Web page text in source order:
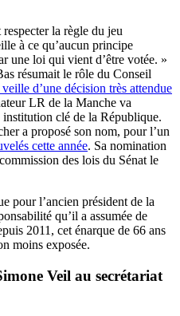
la règle du jeu
à ce qu’aucun principe
une loi qui vient d’être votée. »
résumait le rôle du Conseil
d’une décision très attendue
LR de la Manche va
institution clé de la République.
a proposé son nom, pour l’un
cette année. Sa nomination
des lois du Sénat le
pour l’ancien président de la
qu’il a assumée de
2011, cet énarque de 66 ans
moins exposée.
Veil au secrétariat